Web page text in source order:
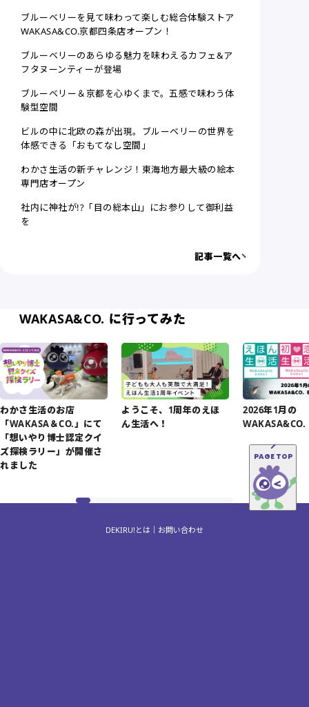
ブルーベリーを見て味わって楽しむ総合体験ストア
WAKASA&CO.京都四条店オープン！
ブルーベリーのあらゆる魅力を味わえるカフェ&ア
フタヌーンティーが登場
ブルーベリー＆京都を心ゆくまで。五感で味わう体
験型空間
ビルの中に北欧の森が出現。ブルーベリーの世界を
体感できる「おもてなし空間」
わかさ生活の新チャレンジ！東海地方最大級の絵本
専門店オープン
社内に神社が!?「目の総本山」にお参りして御利益
を
記事一覧へ
WAKASA&CO. に行ってみた
わかさ生活のお店
「WAKASA＆CO.」にて
「想いやり博士認定クイ
ズ探検ラリー」が開催さ
れました
ようこそ、1周年のえほ
ん生活へ！
2026年1月の
WAKASA&CO.
PAGE TOP
DEKIRU!とは お問い合わせ